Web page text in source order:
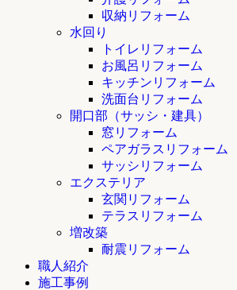
収納リフォーム
水回り
トイレリフォーム
お風呂リフォーム
キッチンリフォーム
洗面台リフォーム
開口部（サッシ・建具）
窓リフォーム
ペアガラスリフォーム
サッシリフォーム
エクステリア
玄関リフォーム
テラスリフォーム
増改築
耐震リフォーム
職人紹介
施工事例